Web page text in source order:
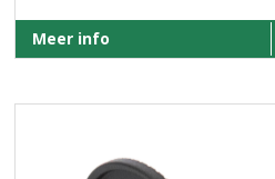
Meer info